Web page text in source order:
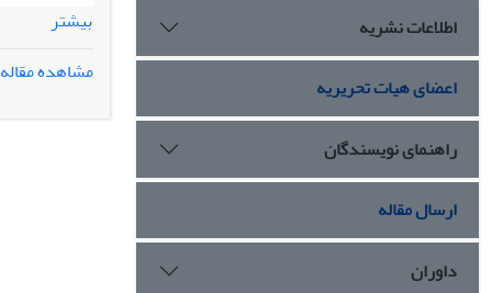
پرسشنامه
بیشتر
مشاهده مقاله
اطلاعات نشریه
اعضای هیات تحریریه
راهنمای نویسندگان
ارسال مقاله
داوران